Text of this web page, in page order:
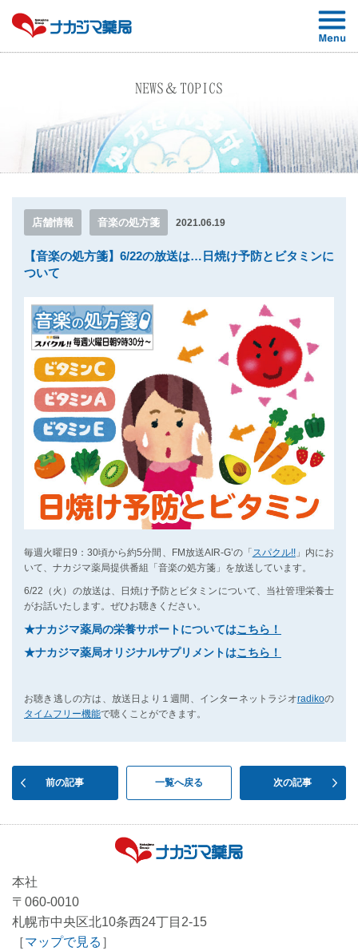
NEWS＆TOPICS
店舗情報 音楽の処方箋 2021.06.19
【音楽の処方箋】6/22の放送は…日焼け予防とビタミンに
ついて
毎週火曜日9：30頃から約5分間、FM放送AIR-G’の「 スパクル!!」内にお
いて、ナカジマ薬局提供番組「音楽の処方箋」を放送しています。
6/22（火）の放送は、日焼け予防とビタミンについて、当社管理栄養士
がお話いたします。ぜひお聴きください。
★ナカジマ薬局の栄養サポートについてはこちら！
★ナカジマ薬局オリジナルサプリメントはこちら！
お聴き逃しの方は、放送日より１週間、インターネットラジオradikoの
タイムフリー機能で聴くことができます。
前の記事 一覧へ戻る 次の記事
本社
〒060-0010
札幌市中央区北10条西24丁目2-15
［マップで見る ］